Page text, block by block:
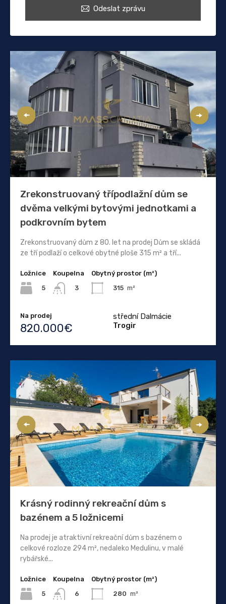
Odeslat zprávu
Zrekonstruovaný třípodlažní dům se
dvěma velkými bytovými jednotkami a
podkrovním bytem
Zrekonstruovaný dům z 80. let na prodej Dům se skládá
ze tří podlaží o celkové obytné ploše 315 m² a tří...
Ložnice
5
Koupelna
3
Obytný prostor (m²)
315 m²
Na prodej
820.000€
střední Dalmácie
Trogir
Krásný rodinný rekreační dům s
bazénem a 5 ložnicemi
Na prodej je atraktivní rekreační dům s bazénem o
celkové rozloze 294 m², nedaleko Medulinu, v malé
rybářské...
Ložnice
5
Koupelna
6
Obytný prostor (m²)
280 m²